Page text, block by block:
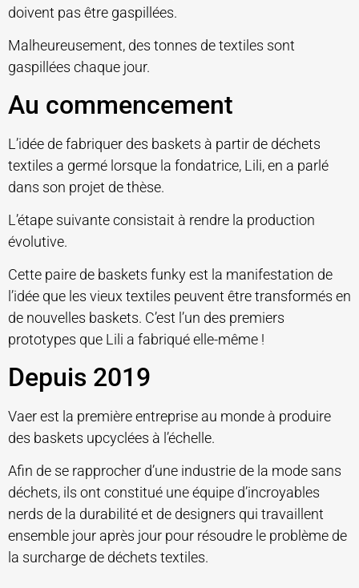
doivent pas être gaspillées.
Malheureusement, des tonnes de textiles sont
gaspillées chaque jour.
Au commencement
L’idée de fabriquer des baskets à partir de déchets
textiles a germé lorsque la fondatrice, Lili, en a parlé
dans son projet de thèse.
L’étape suivante consistait à rendre la production
évolutive.
Cette paire de baskets funky est la manifestation de
l’idée que les vieux textiles peuvent être transformés en
de nouvelles baskets. C’est l’un des premiers
prototypes que Lili a fabriqué elle-même !
Depuis 2019
Vaer est la première entreprise au monde à produire
des baskets upcyclées à l’échelle.
Afin de se rapprocher d’une industrie de la mode sans
déchets, ils ont constitué une équipe d’incroyables
nerds de la durabilité et de designers qui travaillent
ensemble jour après jour pour résoudre le problème de
la surcharge de déchets textiles.